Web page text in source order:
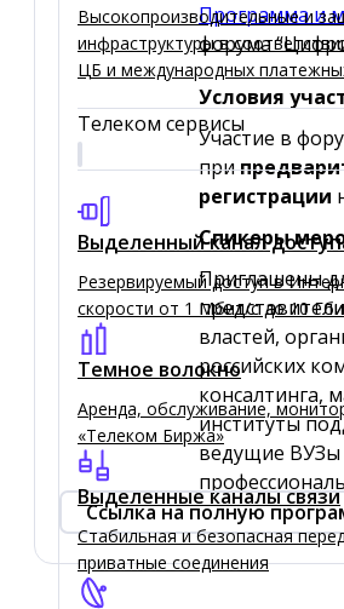
Высокопроизводительные и
инфраструктуры в
ЦБ и международных
Телеком сервисы
Выделенный канал
Резервируемый доступ в
скорости от 1 Мбит/с до 10
Темное волокно
Аренда, обслуживание,
«Телеком Биржа»
Выделенные каналы связи
Стабильная и безопасная
приватные соединения
Программа и
форума
Условия
Участие в
при
регистрации
Спикеры
Приглашены
властей,
российских
консалтинга,
институты
ведущие ВУЗы
Ссылка на полную